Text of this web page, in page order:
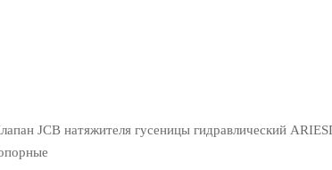
JCB натяжителя гусеницы гидравлический